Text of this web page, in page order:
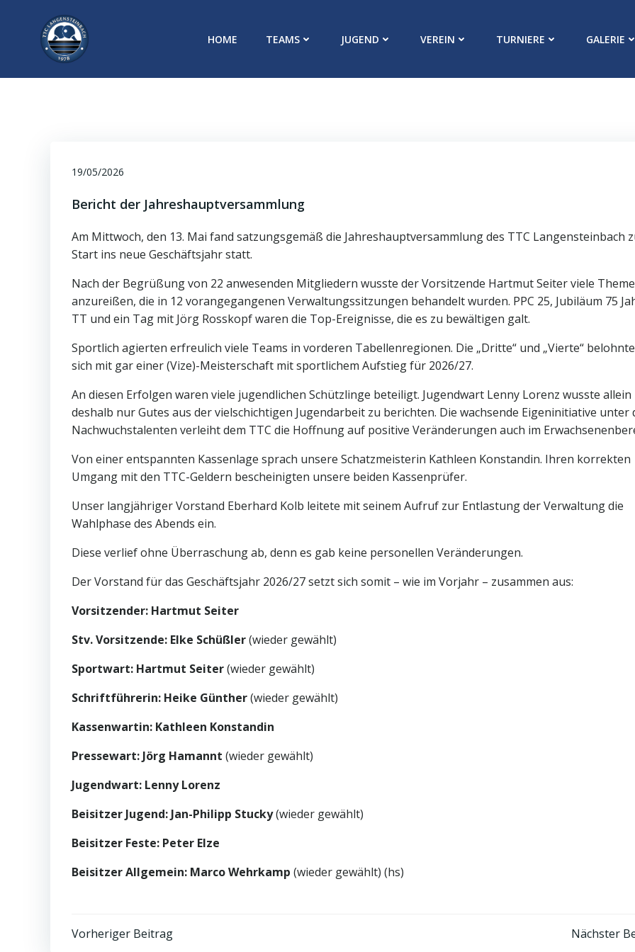
springen
HOME TEAMS JUGEND VEREIN TURNIERE GALERIE
19/05/2026
Bericht der Jahreshauptversammlung
Am Mittwoch, den 13. Mai fand satzungsgemäß die Jahreshauptversammlung des TTC Langensteinbach
Start ins neue Geschäftsjahr statt.
Nach der Begrüßung von 22 anwesenden Mitgliedern wusste der Vorsitzende Hartmut Seiter viele
anzureißen, die in 12 vorangegangenen Verwaltungssitzungen behandelt wurden. PPC 25, Jubiläum 75
TT und ein Tag mit Jörg Rosskopf waren die Top-Ereignisse, die es zu bewältigen galt.
Sportlich agierten erfreulich viele Teams in vorderen Tabellenregionen. Die „Dritte“ und „Vierte“
sich mit gar einer (Vize)-Meisterschaft mit sportlichem Aufstieg für 2026/27.
An diesen Erfolgen waren viele jugendlichen Schützlinge beteiligt. Jugendwart Lenny Lorenz wusste allein
deshalb nur Gutes aus der vielschichtigen Jugendarbeit zu berichten. Die wachsende Eigeninitiative unter
Nachwuchstalenten verleiht dem TTC die Hoffnung auf positive Veränderungen auch im
Von einer entspannten Kassenlage sprach unsere Schatzmeisterin Kathleen Konstandin. Ihren korrekten
Umgang mit den TTC-Geldern bescheinigten unsere beiden Kassenprüfer.
Unser langjähriger Vorstand Eberhard Kolb leitete mit seinem Aufruf zur Entlastung der Verwaltung die
Wahlphase des Abends ein.
Diese verlief ohne Überraschung ab, denn es gab keine personellen Veränderungen.
Der Vorstand für das Geschäftsjahr 2026/27 setzt sich somit – wie im Vorjahr – zusammen aus:
Vorsitzender: Hartmut Seiter
Stv. Vorsitzende: Elke Schüßler(wieder gewählt)
Sportwart: Hartmut Seiter(wieder gewählt)
Schriftführerin: Heike Günther(wieder gewählt)
Kassenwartin: Kathleen Konstandin
Pressewart: Jörg Hamannt (wieder gewählt)
Jugendwart: Lenny Lorenz
Beisitzer Jugend: Jan-Philipp Stucky(wieder gewählt)
Beisitzer Feste: Peter Elze
Beisitzer Allgemein: Marco Wehrkamp (wieder gewählt) (hs)
Post
Vorheriger Beitrag Nächster